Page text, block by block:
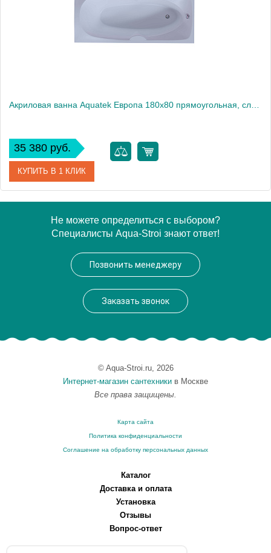
35 380 руб.
КУПИТЬ В 1 КЛИК
EVR180-0000055
Производитель
Не можете определиться с выбором?
Специалисты Aqua-Stroi знают ответ!
Позвонить менеджеру
Заказать звонок
© Aqua-Stroi.ru, 2026
Интернет-магазин сантехники в Москве
Все права защищены.
Карта сайта
Политика конфиденциальности
Соглашение на обработку персональных данных
Каталог
Доставка и оплата
Установка
Отзывы
Вопрос-ответ